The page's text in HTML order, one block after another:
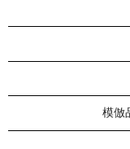
模倣